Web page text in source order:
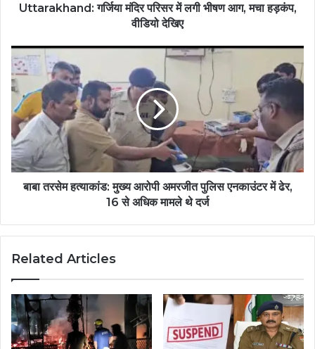
Uttarakhand: गर्जिया मंदिर परिसर में लगी भीषण आग, मचा हड़कंप,
वीडियो देखिए
बाबा तरसेम हत्याकांड: मुख्य आरोपी अमरजीत पुलिस एनकाउंटर में ढेर,
16 से अधिक मामले थे दर्ज
Related Articles